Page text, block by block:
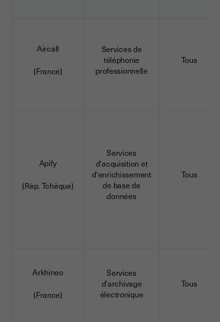
Aircall
(France)
Services de
téléphonie
professionnelle
Tous
Apify
(Rép. Tchèque)
Services
d'acquisition et
d'enrichissement
de base de
données
Tous
Arkhineo
(France)
Services
d'archivage
électronique
Tous